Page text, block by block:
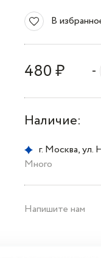
В
480 ₽ -
Наличие:
г. Москва, ул.
Много
Напишите нам